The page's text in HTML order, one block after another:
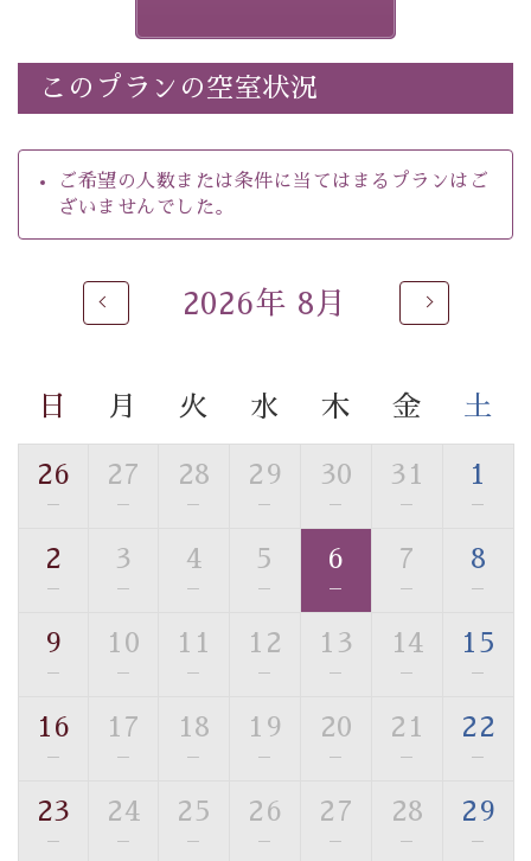
※ほたる童謡公園では自由行動となります（ガイドは付
きません）。
※ホタルの発生は自然条件に左右されるため、ご覧いた
だけない場合もございます。
-----------【安心への取り組み】----------
個室料亭、貸切風呂のご利用が可能な上、 安心安全にご
滞在いただけるよう
徹底した衛生管理を行っております。
-------------------------------------------------
ほたる童謡公園までのご送迎＆入園券
・諏訪大社4社を巡る無料参拝バス（事前予約制）
・館内着をご用意
・環境に配慮したアメニティをご用意
・館内フリーWi-Fi
・チェックイン15時、チェックアウト10時
・個室料亭で個室食
・朝食はこだわりの味噌汁をはじめとした和定食
【温泉】
このプランの空室状況
ご希望の人数または条件に当てはまるプランはご
ざいませんでした。
2026年 8月
日 月 火 水 木 金 土
26
—
27
—
28
—
29
—
30
—
31
—
1
—
2
—
3
—
4
—
5
—
6
—
7
—
8
—
9
—
10
—
11
—
12
—
13
—
14
—
15
—
16
—
17
—
18
—
19
—
20
—
21
—
22
—
23
—
24
—
25
—
26
—
27
—
28
—
29
—